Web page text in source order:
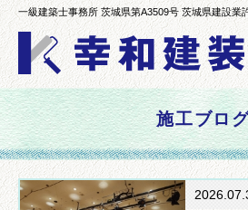
一級建築士事務所 茨城県第A3509号 茨城県建設業
施工ブロ